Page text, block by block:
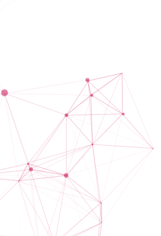
RÉPONSES CONCRÈTES